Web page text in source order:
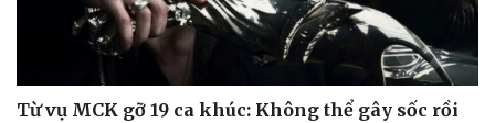
Từ vụ MCK gỡ 19 ca khúc: Không thể gây sốc rồi